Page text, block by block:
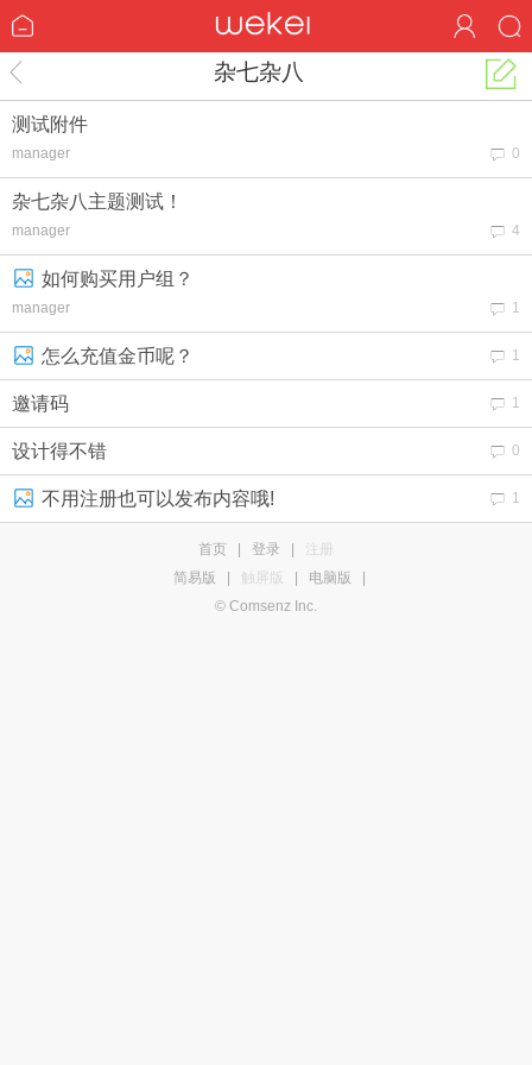
杂七杂八
0
测试附件
manager
4
杂七杂八主题测试！
manager
1
如何购买用户组？
manager
1
怎么充值金币呢？
1
邀请码
0
设计得不错
1
不用注册也可以发布内容哦!
首页 登录
注册
简易版
触屏版 电脑版
© Comsenz Inc.